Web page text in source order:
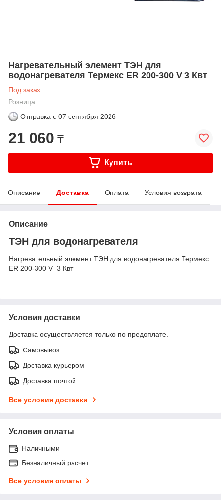
Нагревательный элемент ТЭН для
водонагревателя Термекс ER 200-300 V 3 Квт
Под заказ
Розница
Отправка с 07 сентября 2026
21 060 ₸
Купить
Описание Доставка Оплата Условия возврата
Описание
ТЭН для водонагревателя
Нагревательный элемент ТЭН для водонагревателя Термекс
ER 200-300 V 3 Квт
Условия доставки
Доставка осуществляется только по предоплате.
Самовывоз
Доставка курьером
Доставка почтой
Все условия доставки
Условия оплаты
Наличными
Безналичный расчет
Все условия оплаты